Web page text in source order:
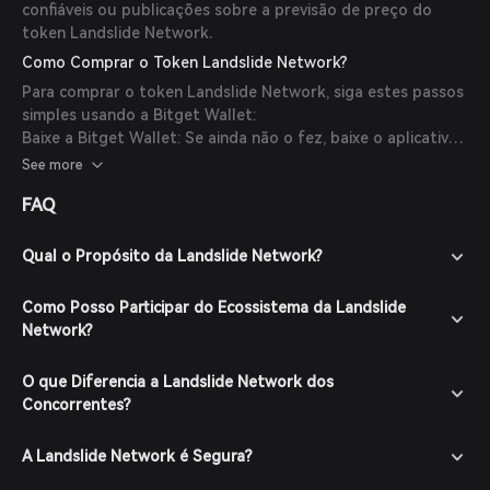
confiáveis ou publicações sobre a previsão de preço do
token Landslide Network.
Como Comprar o Token Landslide Network?
Para comprar o token Landslide Network, siga estes passos
simples usando a Bitget Wallet:
Baixe a Bitget Wallet: Se ainda não o fez, baixe o aplicativo
Bitget Wallet no site oficial ou na loja de aplicativos.
seguindo as instruções na tela. Certifique-se de proteger
Financie sua Carteira: Deposite fundos na sua Bitget Wallet
moeda fiduciária através dos métodos de pagamento
suportados.
ver os pares de negociação disponíveis.
Faça seu Pedido: Selecione o par de negociação desejado
que deseja comprar e confirme seu pedido. Após a
See more
FAQ
Qual o Propósito da Landslide Network?
Como Posso Participar do Ecossistema da Landslide
Network?
O que Diferencia a Landslide Network dos
Concorrentes?
A Landslide Network é Segura?